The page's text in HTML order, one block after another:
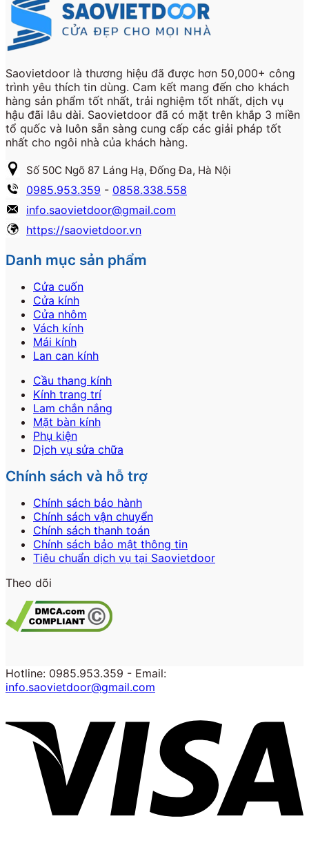
Saovietdoor là thương hiệu đã được hơn 50,000+ công
trình yêu thích tin dùng. Cam kết mang đến cho khách
hàng sản phẩm tốt nhất, trải nghiệm tốt nhất, dịch vụ
hậu đãi lâu dài. Saovietdoor đã có mặt trên khắp 3 miền
tổ quốc và luôn sẵn sàng cung cấp các giải pháp tốt
nhất cho ngôi nhà của khách hàng.
Số 50C Ngõ 87 Láng Hạ, Đống Đa, Hà Nội
0985.953.359 - 0858.338.558
info.saovietdoor@gmail.com
https://saovietdoor.vn
Danh mục sản phẩm
Cửa cuốn
Cửa kính
Cửa nhôm
Vách kính
Mái kính
Lan can kính
Cầu thang kính
Kính trang trí
Lam chắn nắng
Mặt bàn kính
Phụ kiện
Dịch vụ sửa chữa
Chính sách và hỗ trợ
Chính sách bảo hành
Chính sách vận chuyển
Chính sách thanh toán
Chính sách bảo mật thông tin
Tiêu chuẩn dịch vụ tại Saovietdoor
Theo dõi
Hotline: 0985.953.359 - Email:
info.saovietdoor@gmail.com